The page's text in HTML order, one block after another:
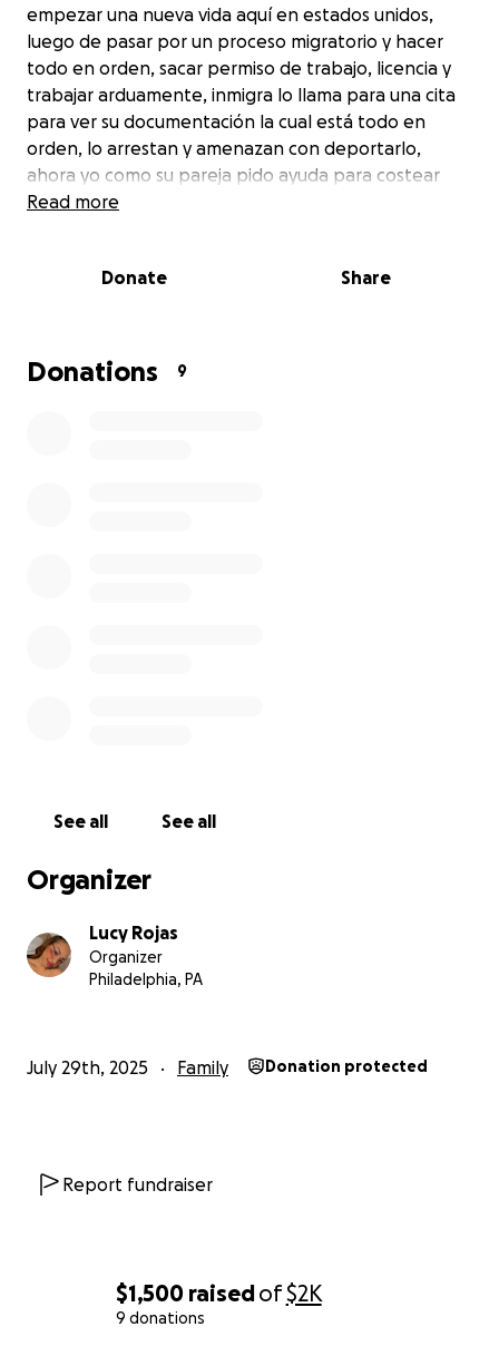
$1,500 raisedof$2K
9 donations
empezar una nueva vida aquí en estados unidos,
luego de pasar por un proceso migratorio y hacer
todo en orden, sacar permiso de trabajo, licencia y
trabajar arduamente, inmigra lo llama para una cita
para ver su documentación la cual está todo en
orden, lo arrestan y amenazan con deportarlo,
ahora yo como su pareja pido ayuda para costear
gastos de abogados y fianza, ya que somos él y yo
Read more
Donate Share
Donations 9
See all See all
Organizer
Lucy Rojas
Organizer
Philadelphia, PA
July 29th, 2025 Family Donation protected
Report fundraiser